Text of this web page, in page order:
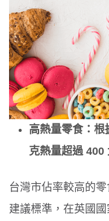
高熱量零食：根
克熱量超過 400
台灣市佔率較高的
建議標準，在英國